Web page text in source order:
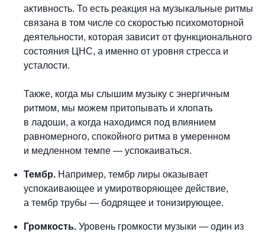
активность. То есть реакция на музыкальные ритмы
связана в том числе со скоростью психомоторной
деятельности, которая зависит от функционального
состояния ЦНС, а именно от уровня стресса и
усталости.
Также, когда мы слышим музыку с энергичным
ритмом, мы можем притопывать и хлопать
в ладоши, а когда находимся под влиянием
равномерного, спокойного ритма в умеренном
и медленном темпе — успокаиваться.
Тембр. Например, тембр лиры оказывает
успокаивающее и умиротворяющее действие,
а тембр трубы — бодрящее и тонизирующее.
Громкость. Уровень громкости музыки — один из